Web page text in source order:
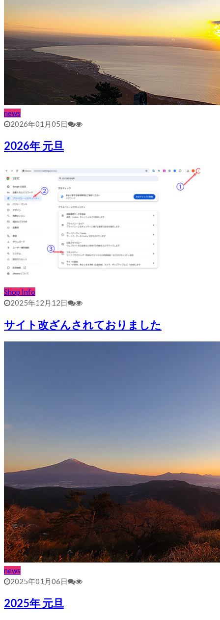
news
2026年01月05日
2026年 元旦
Shop Info
2025年12月12日
サイト改ざんされておりました
news
2025年01月06日
2025年 元旦